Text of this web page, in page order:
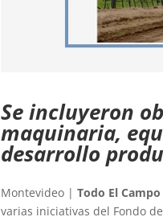
Se incluyeron
maquinaria,
desarrollo
Montevideo |Todo El Campo
varias iniciativas del Fondo